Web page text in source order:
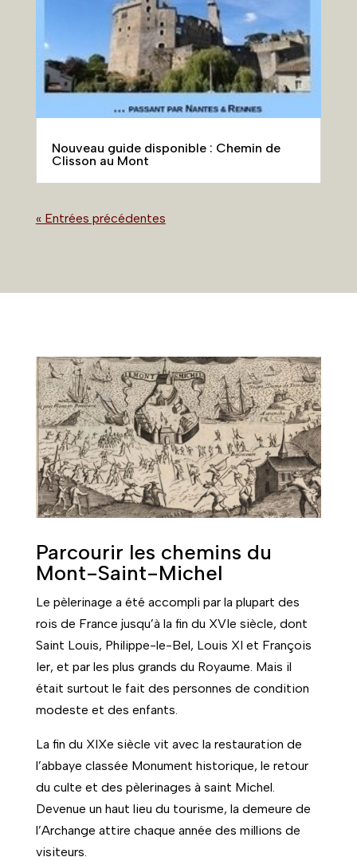
Nouveau guide disponible : Chemin de
Clisson au Mont
« Entrées précédentes
Parcourir les chemins du
Mont-Saint-Michel
Le pèlerinage a été accompli par la plupart des
rois de France jusqu’à la fin du XVIe siècle, dont
Saint Louis, Philippe-le-Bel, Louis XI et François
Ier, et par les plus grands du Royaume. Mais il
était surtout le fait des personnes de condition
modeste et des enfants.
La fin du XIXe siècle vit avec la restauration de
l’abbaye classée Monument historique, le retour
du culte et des pèlerinages à saint Michel.
Devenue un haut lieu du tourisme, la demeure de
l’Archange attire chaque année des millions de
visiteurs.